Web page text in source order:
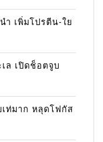
ำ เพิ่มโปรตีน-ใย
ล เปิดช็อตจูบ
เท่มาก หลุดโฟกัส